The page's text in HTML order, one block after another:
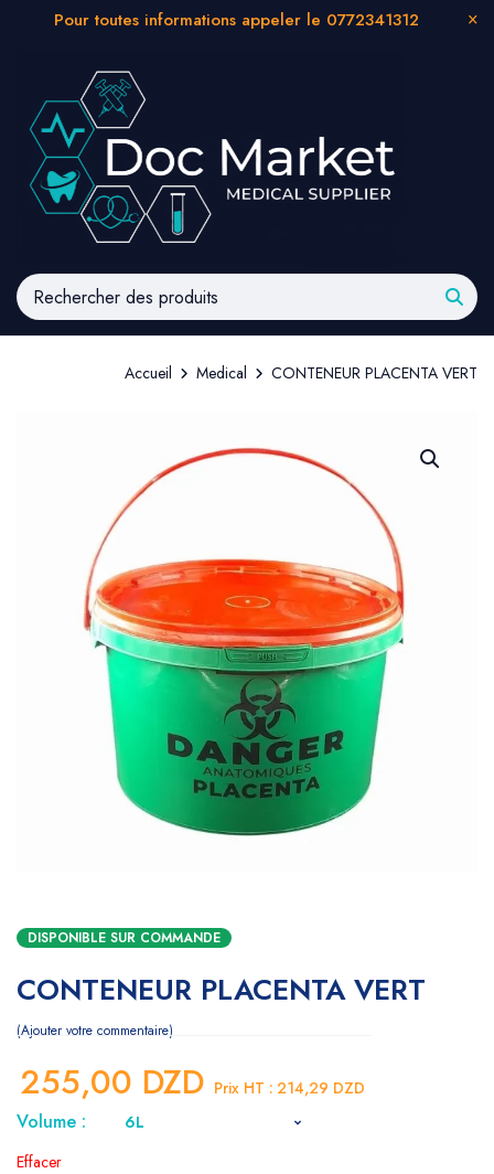
Pour toutes informations appeler le 0772341312
Accueil Medical CONTENEUR PLACENTA VERT
DISPONIBLE SUR COMMANDE
CONTENEUR PLACENTA VERT
Ajouter votre commentaire
255,00 DZD Prix HT : 214,29 DZD
Volume :
Effacer